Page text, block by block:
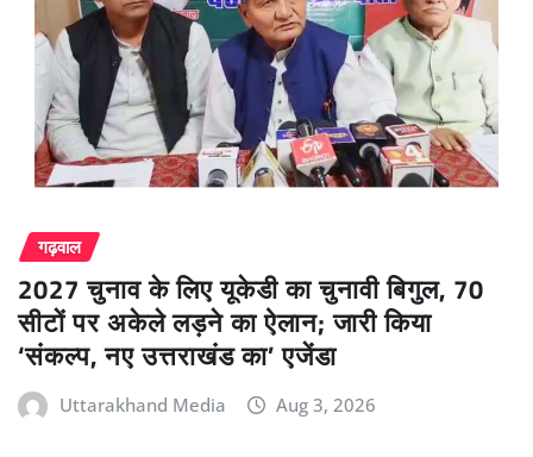
गढ़वाल
2027 चुनाव के लिए यूकेडी का चुनावी बिगुल, 70
सीटों पर अकेले लड़ने का ऐलान; जारी किया
‘संकल्प, नए उत्तराखंड का’ एजेंडा
Uttarakhand Media Aug 3, 2026